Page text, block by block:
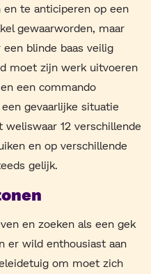
te anticiperen op een
gewaarworden, maar
blinde baas veilig
moet zijn werk uitvoeren
een commando
gevaarlijke situatie
12 verschillende
en op verschillende
gelijk.
en zoeken als een gek
er wild enthousiast aan
om moet zich